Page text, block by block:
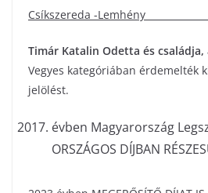
Csíkszereda -Lemhény
Timár Katalin Odetta és családja,
Vegyes kategóriában érdemelték
jelölést.
évben Magyarország
ORSZÁGOS DÍJBAN